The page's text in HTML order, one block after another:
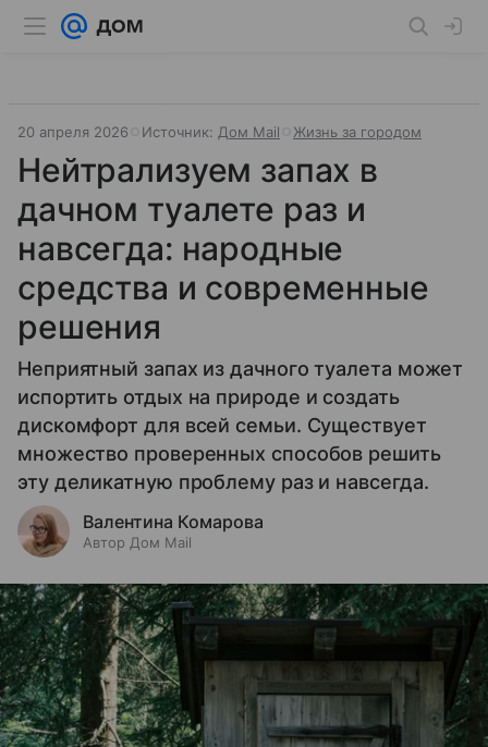
20 апреля 2026 Источник: Дом Mail Жизнь за городом
Нейтрализуем запах в
дачном туалете раз и
навсегда: народные
средства и современные
решения
Неприятный запах из дачного туалета может
испортить отдых на природе и создать
дискомфорт для всей семьи. Существует
множество проверенных способов решить
эту деликатную проблему раз и навсегда.
Валентина Комарова
Автор Дом Mail